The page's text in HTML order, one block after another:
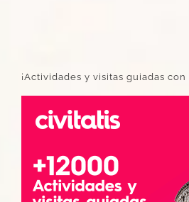
¡Actividades y visitas guiadas con